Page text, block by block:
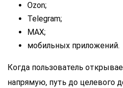
Ozon;
Telegram;
MAX;
мобильных приложений.
Когда пользователь
напрямую, путь до целевого